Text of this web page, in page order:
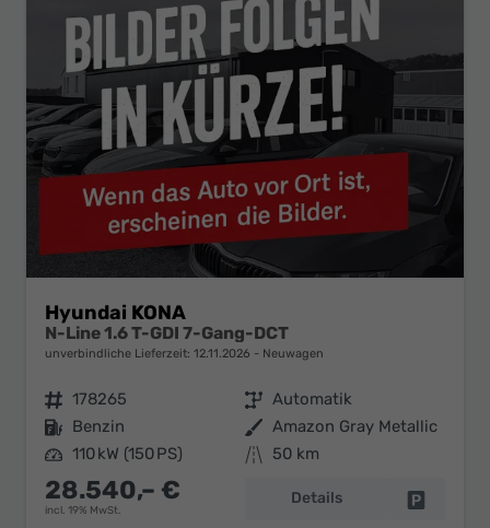
Hyundai KONA
N-Line 1.6 T-GDI 7-Gang-DCT
unverbindliche Lieferzeit: 12.11.2026 Neuwagen
Fahrzeugnr. 178265 Getriebe Automatik
Kraftstoff Benzin Außenfarbe Amazon Gray Metallic
Leistung 110 kW (150 PS) Kilometerstand 50 km
28.540,– €
incl. 19% MwSt.
Details